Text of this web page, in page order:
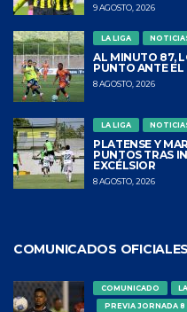
9 AGOSTO, 2026
LA LIGA
AL MINUTO 87,
PUNTO ANTE
8 AGOSTO, 2026
LA LIGA
PLATENSE Y
PUNTOS TRAS
EXCÉLSIOR
8 AGOSTO, 2026
COMUNICADOS OFICIALES
COMUNICADO
PREVIA JORNADA